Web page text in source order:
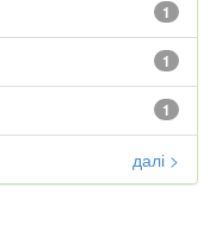
1
1
1
далі >